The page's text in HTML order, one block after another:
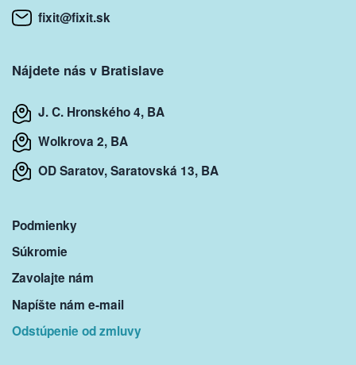
fixit@fixit.sk
Nájdete nás v Bratislave
J. C. Hronského 4, BA
Wolkrova 2, BA
OD Saratov, Saratovská 13, BA
Podmienky
Súkromie
Zavolajte nám
Napíšte nám e-mail
Odstúpenie od zmluvy